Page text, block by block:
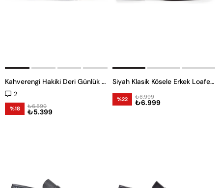
Kahverengi Hakiki Deri Günlük Erkek Loafer Ayakkabı
2
%18 ₺5.399
₺6.599
Siyah Klasik Kösele Erkek Loafer Ayakkabı
%22 ₺6.999
₺8.999